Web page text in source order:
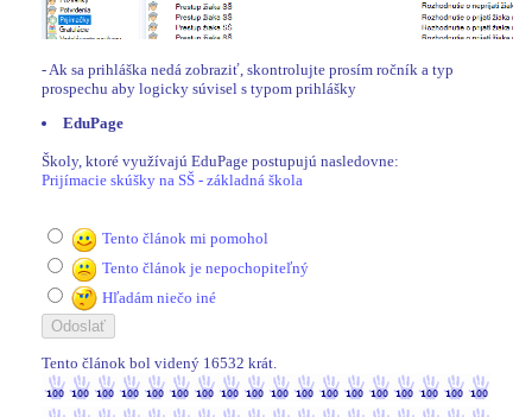
- Ak sa prihláška nedá zobraziť, skontrolujte prosím ročník a typ
prospechu aby logicky súvisel s typom prihlášky
EduPage
Školy, ktoré využívajú EduPage postupujú nasledovne:
Prijímacie skúšky na SŠ - základná škola
Tento článok mi pomohol
Tento článok je nepochopiteľný
Hľadám niečo iné
Tento článok bol videný 16532 krát.